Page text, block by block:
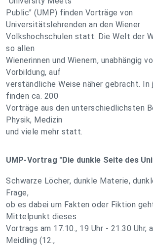
Public" (UMP) finden Vorträge von
Universitätslehrenden an den Wiener
Volkshochschulen statt. Die Welt der
so allen
Wienerinnen und Wienern, unabhängig
Vorbildung, auf
verständliche Weise näher gebracht. In
finden ca. 200
Vorträge aus den unterschiedlichsten
Physik, Medizin
und viele mehr statt.
UMP-Vortrag "Die dunkle Seite des
Schwarze Löcher, dunkle Materie,
Frage,
ob es dabei um Fakten oder Fiktion
Mittelpunkt dieses
Vortrags am 17.10., 19 Uhr - 21.30 Uhr,
Meidling (12.,